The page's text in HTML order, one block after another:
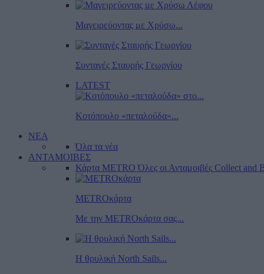
Μαγειρεύοντας με Χρύσω...
Συνταγές Σταυρής Γεωργίου
LATEST
Κοτόπουλο «πεταλούδα»...
ΝΕΑ
Όλα τα νέα
ΑΝΤΑΜΟΙΒΕΣ
Κάρτα METRO Όλες οι Ανταμοιβές Collect and
METROκάρτα
Με την METROκάρτα σας...
Η θρυλική North Sails...